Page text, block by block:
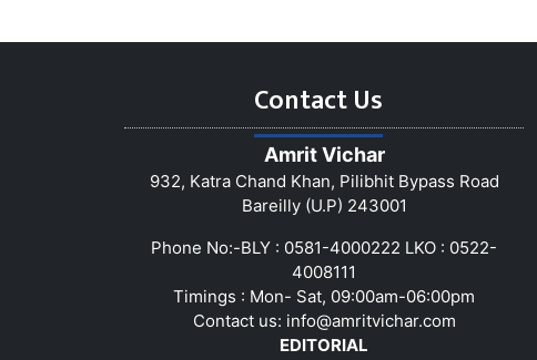
Contact Us
Amrit Vichar
932, Katra Chand Khan, Pilibhit Bypass Road
Bareilly (U.P) 243001
Phone No:-BLY : 0581-4000222 LKO : 0522-
4008111
Timings : Mon- Sat, 09:00am-06:00pm
Contact us: info@amritvichar.com
EDITORIAL